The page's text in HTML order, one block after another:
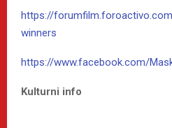
https://forumfilm.foroactivo.
winners
https://www.facebook.com/
Kulturni info